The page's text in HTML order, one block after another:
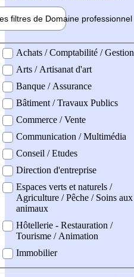
filtres de Domaine professionnel
professionel
Achats / Comptabilité / Gestion
Arts / Artisanat d'art
Banque / Assurance
Bâtiment / Travaux Publics
Commerce / Vente
Communication / Multimédia
Conseil / Etudes
Direction d'entreprise
Espaces verts et naturels /
Agriculture / Pêche / Soins aux
animaux
Hôtellerie - Restauration /
Tourisme / Animation
Immobilier